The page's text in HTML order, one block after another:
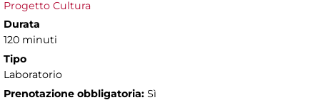
Progetto Cultura
Durata
120 minuti
Tipo
Laboratorio
Prenotazione obbligatoria: Sì